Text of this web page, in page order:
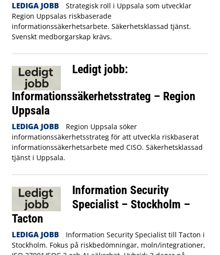
LEDIGA JOBB
Strategisk roll i Uppsala som utvecklar
Region Uppsalas riskbaserade
informationssäkerhetsarbete. Säkerhetsklassad tjänst.
Svenskt medborgarskap krävs.
Ledigt jobb:
Informationssäkerhetsstrateg – Region
Uppsala
LEDIGA JOBB
Region Uppsala söker
informationssäkerhetsstrateg för att utveckla riskbaserat
informationssäkerhetsarbete med CISO. Säkerhetsklassad
tjänst i Uppsala.
Information Security
Specialist – Stockholm –
Tacton
LEDIGA JOBB
Information Security Specialist till Tacton i
Stockholm. Fokus på riskbedömningar, moln/integrationer,